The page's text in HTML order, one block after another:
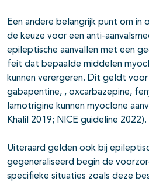
Een andere belangrijk punt om in
de keuze voor een anti-
epileptische aanvallen met een
feit dat bepaalde middelen
kunnen verergeren. Dit geldt
gabapentine, , oxcarbazepine,
lamotrigine kunnen myoclone
Khalil 2019; NICE guideline 2022).
Uiteraard gelden ook bij
gegeneraliseerd begin de
specifieke situaties zoals deze